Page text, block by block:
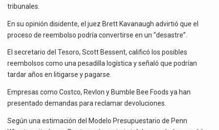
tribunales.
En su opinión disidente, el juez Brett Kavanaugh advirtió que el
proceso de reembolso podría convertirse en un “desastre”.
El secretario del Tesoro, Scott Bessent, calificó los posibles
reembolsos como una pesadilla logística y señaló que podrían
tardar años en litigarse y pagarse.
Empresas como Costco, Revlon y Bumble Bee Foods ya han
presentado demandas para reclamar devoluciones.
Según una estimación del Modelo Presupuestario de Penn